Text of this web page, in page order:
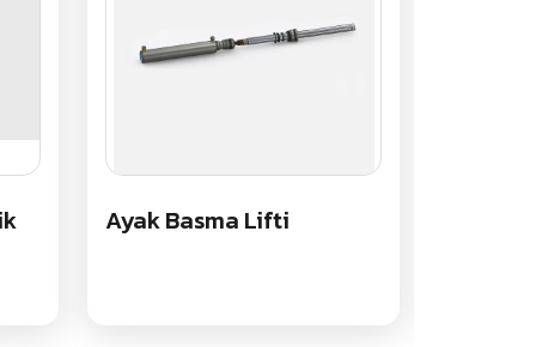
Ayak Basma Lifti